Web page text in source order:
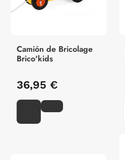
Camión de Bricolage
Brico'kids
36,95 €